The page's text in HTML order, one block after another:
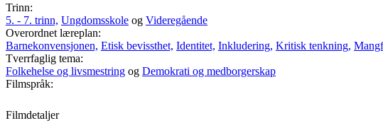
Trinn:
5. - 7. trinn, Ungdomsskole og Videregående
Overordnet læreplan:
Barnekonvensjonen, Etisk bevissthet, Identitet, Inkludering, Kritisk tenkning,
Tverrfaglig tema:
Folkehelse og livsmestring og Demokrati og medborgerskap
Filmspråk:
Filmdetaljer